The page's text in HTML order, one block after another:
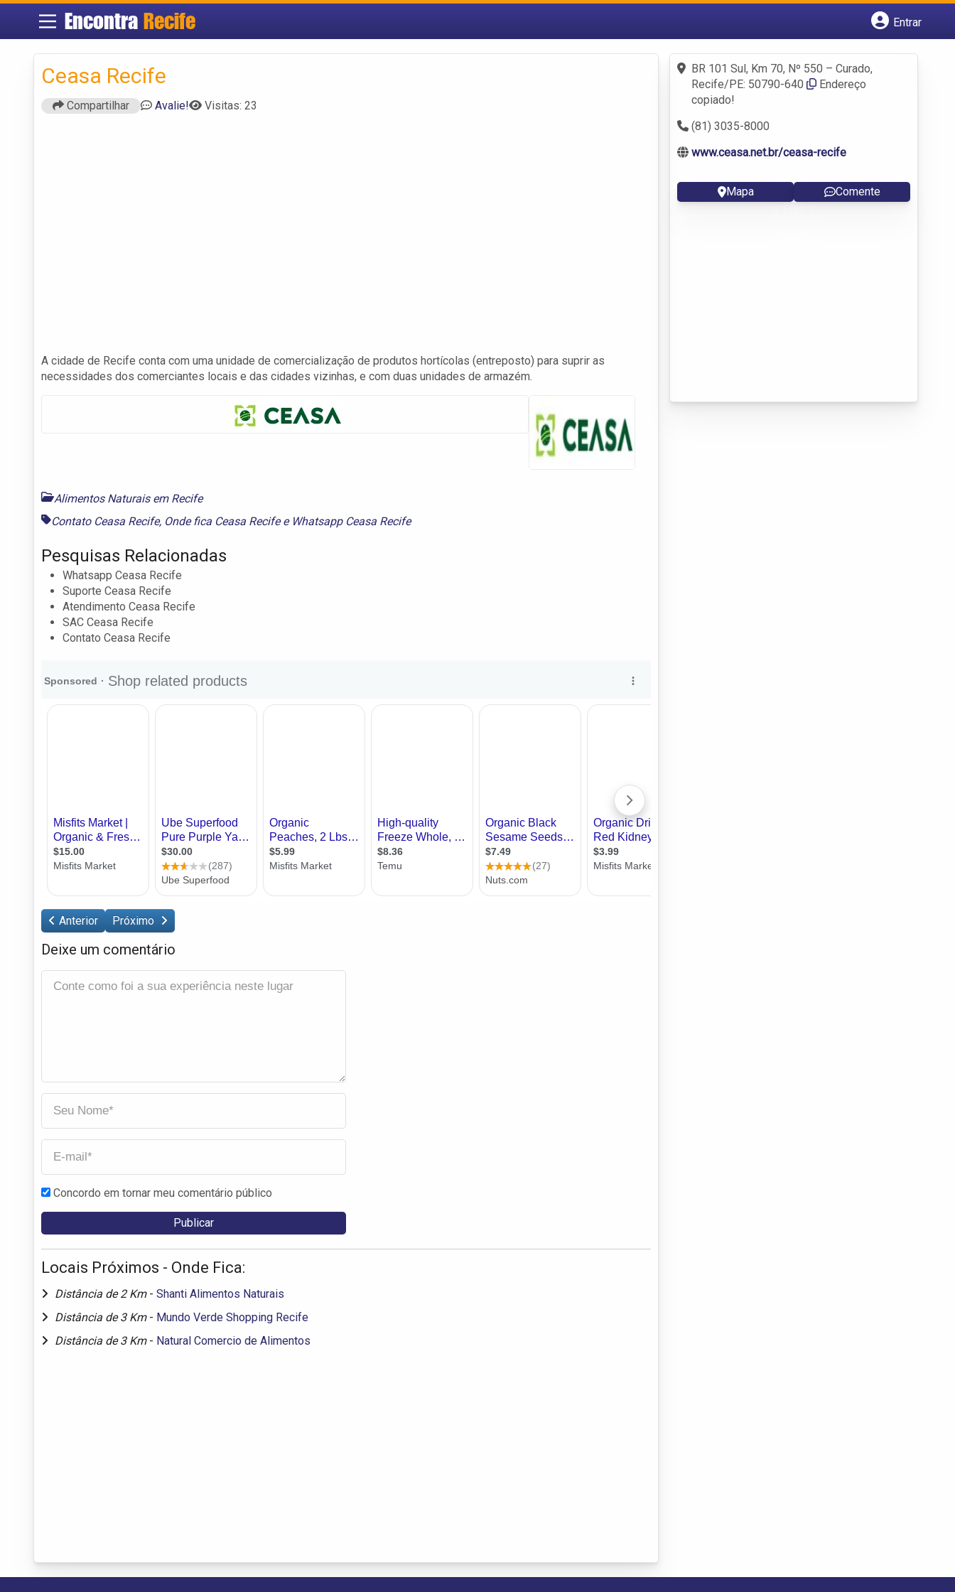
Encontra Recife
Entrar
Fazer login
Criar conta
Ceasa Recife
Compartilhar Avalie! Visitas: 23
A cidade de Recife conta com uma unidade de comercialização de produtos hortícolas (entreposto) para suprir as
necessidades dos comerciantes locais e das cidades vizinhas, e com duas unidades de armazém.
Alimentos Naturais em Recife
Contato Ceasa Recife, Onde fica Ceasa Recifee Whatsapp Ceasa Recife
Pesquisas Relacionadas
Whatsapp Ceasa Recife
Suporte Ceasa Recife
Atendimento Ceasa Recife
SAC Ceasa Recife
Contato Ceasa Recife
Anterior Próximo
Deixe um comentário
Concordo em tornar meu comentário público
Locais Próximos - Onde Fica:
Distância de 2 Km - Shanti Alimentos Naturais
Distância de 3 Km - Mundo Verde Shopping Recife
Distância de 3 Km - Natural Comercio de Alimentos
BR 101 Sul, Km 70, Nº 550 – Curado,
Recife/PE: 50790-640
Endereço
copiado!
(81) 3035-8000
www.ceasa.net.br/ceasa-recife
Mapa Comente